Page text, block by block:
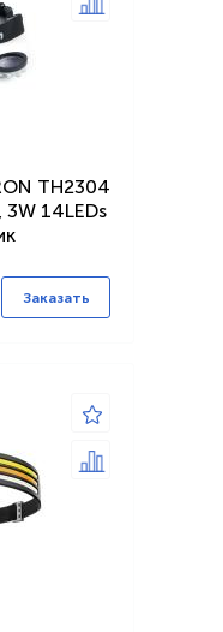
TH2304
3W 14LEDs
Заказать